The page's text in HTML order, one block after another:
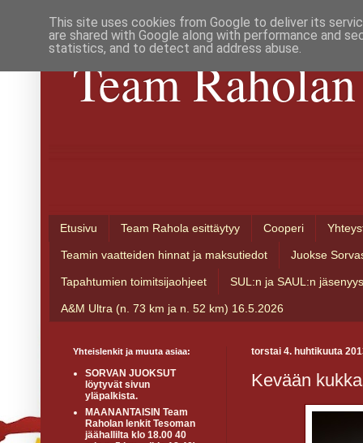
Team
Etusivu Team Rahola esittäytyy Cooperi
Teamin vaatteiden hinnat ja maksutiedot Juokse
Tapahtumien toimitsijaohjeet SUL:n ja SAUL:n jäsenyys
A&M Ultra (n. 73 km ja n. 52 km) 16.5.2026
torstai 4. huhtikuuta
Kevään
Yhteislenkit ja muuta asiaa:
SORVAN JUOKSUT
löytyvät sivun
yläpalkista.
MAANANTAISIN Team
Raholan lenkit Tesoman
jäähallilta klo 18.00 40
This site uses cookies from Google to deliver its
are shared with Google along with performance and
statistics, and to detect and address abuse.